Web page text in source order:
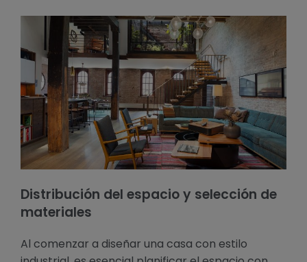
Distribución del espacio y selección de
materiales
Al comenzar a diseñar una casa con estilo